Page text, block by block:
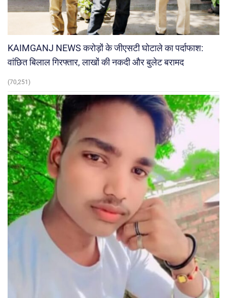
KAIMGANJ NEWS करोड़ों के जीएसटी घोटाले का पर्दाफाश:
वांछित बिलाल गिरफ्तार, लाखों की नकदी और बुलेट बरामद
(70,251)